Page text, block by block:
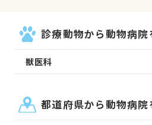
診療動物から動物病院
獣医科
都道府県から動物病院